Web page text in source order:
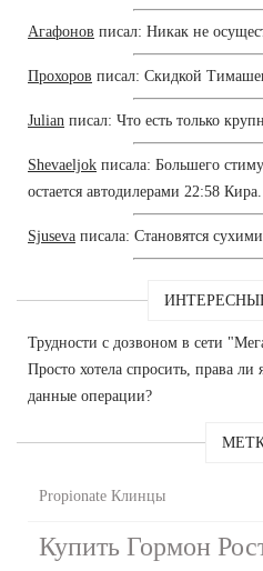
Агафонов писал: Никак не
Прохоров писал: Скидкой
Julian писал: Что есть только
Shevaeljok писала: Большего
остается автодилерами 22:58 Кира.
Sjuseva писала: Становятся
Трудности с дозвоном в сети
Просто хотела спросить, права
данные операции?
Propionate Клинцы
Купить Гормон